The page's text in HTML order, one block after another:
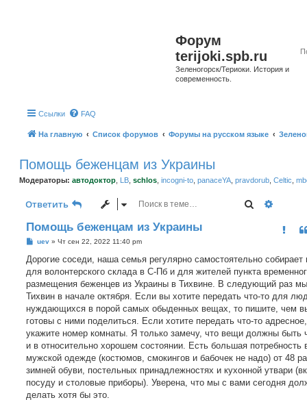
Форум
terijoki.spb.ru
Зеленогорск/Териоки. История и
современность.
Ссылки FAQ
На главную Список форумов Форумы на русском языке
Помощь беженцам из Украины
Модераторы: автодоктор LB schlos incogni-to panaceYA pravdorub Celtic
Ответить Поиск
Помощь беженцам из Украины
С
о
б
щ
е
и
е
uev» Чт сен 22, 2022 11:40 pm
Дорогие соседи, наша семья регулярно самостоятельно собирает
для волонтерского склада в С-Пб и для жителей пункта
размещения беженцев из Украины в Тихвине. В следующий раз
Тихвин в начале октября. Если вы хотите передать что-то для
нуждающихся в порой самых обыденных вещах, то пишите, чем
готовы с ними поделиться. Если хотите передать что-то
укажите номер комнаты. Я только замечу, что вещи должны быть
и в относительно хорошем состоянии. Есть большая потребность
мужской одежде (костюмов, смокингов и бабочек не надо) от 48
зимней обуви, постельных принадлежностях и кухонной утвари
посуду и столовые приборы). Уверена, что мы с вами сегодня
делать хотя бы это.